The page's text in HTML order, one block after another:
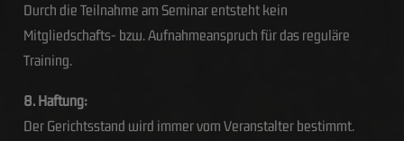
Durch die Teilnahme am Seminar entsteht kein
Mitgliedschafts- bzw. Aufnahmeanspruch für das reguläre
Training.
8. Haftung:
Der Gerichtsstand wird immer vom Veranstalter bestimmt.